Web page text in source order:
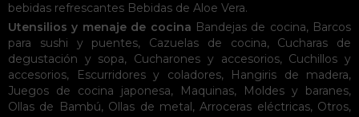
bebidas refrescantes Bebidas de Aloe Vera.
Utensilios y menaje de cocina Bandejas de cocina, Barcos
para sushi y puentes, Cazuelas de cocina, Cucharas de
degustación y sopa, Cucharones y accesorios, Cuchillos y
accesorios, Escurridores y coladores, Hangiris de madera,
Juegos de cocina japonesa, Maquinas, Moldes y baranes,
Ollas de Bambú, Ollas de metal,Arroceras eléctricas, Otros,